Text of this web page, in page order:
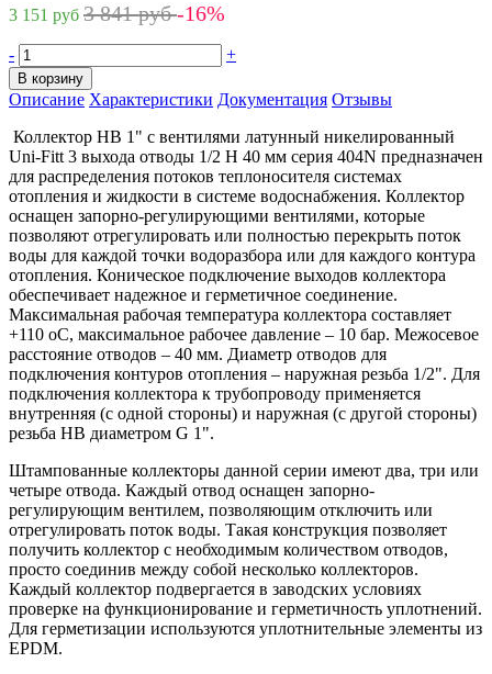
3 151 руб 3 841 руб-16%
- +
В корзину
Описание Характеристики Документация Отзывы
Коллектор HB 1" с вентилями латунный никелированный
Uni-Fitt 3 выхода отводы 1/2 H 40 мм серия 404N предназначен
для распределения потоков теплоносителя системах
отопления и жидкости в системе водоснабжения. Коллектор
оснащен запорно-регулирующими вентилями, которые
позволяют отрегулировать или полностью перекрыть поток
воды для каждой точки водоразбора или для каждого контура
отопления. Коническое подключение выходов коллектора
обеспечивает надежное и герметичное соединение.
Максимальная рабочая температура коллектора составляет
+110 оС, максимальное рабочее давление – 10 бар. Межосевое
расстояние отводов – 40 мм. Диаметр отводов для
подключения контуров отопления – наружная резьба 1/2". Для
подключения коллектора к трубопроводу применяется
внутренняя (с одной стороны) и наружная (с другой стороны)
резьба HB диаметром G 1".
Штампованные коллекторы данной серии имеют два, три или
четыре отвода. Каждый отвод оснащен запорно-
регулирующим вентилем, позволяющим отключить или
отрегулировать поток воды. Такая конструкция позволяет
получить коллектор с необходимым количеством отводов,
просто соединив между собой несколько коллекторов.
Каждый коллектор подвергается в заводских условиях
проверке на функционирование и герметичность уплотнений.
Для герметизации используются уплотнительные элементы из
EPDM.